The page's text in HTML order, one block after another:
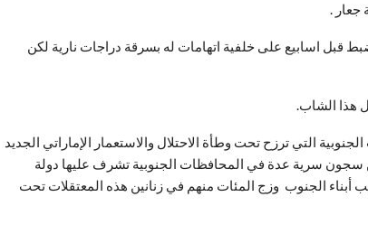
جعار .
اسابيع على خلفية اتهامات له بسرقة دراجات نارية لكن
هذا الشاب.
التي ترزح تحت وطأة الاحتلال والاستعمار الإماراتي الجديد
سرية عدة في المحافظات الجنوبية تشرف عليها دولة
أبناء الجنوب وزج المئات منهم في زنانين هذه المعتقلات تحت